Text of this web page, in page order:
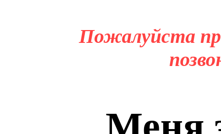
Пожалуйста